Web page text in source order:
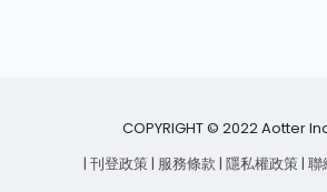
COPYRIGHT © 2022 Aotter
| 刊登政策| 服務條款 | 隱私權政策| 聯